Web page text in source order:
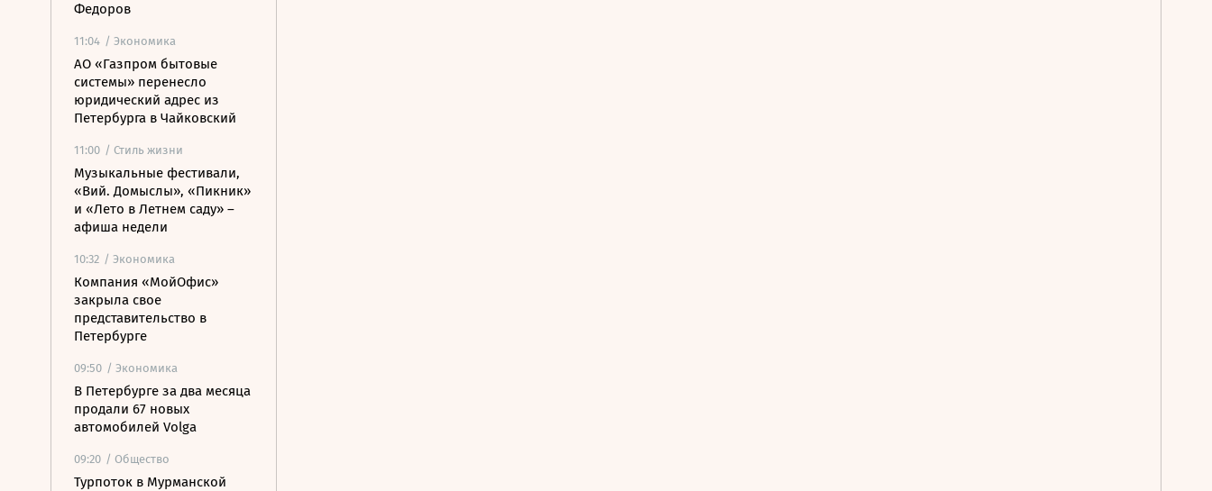
Федоров
11:04 / Экономика
АО «Газпром бытовые
системы» перенесло
юридический адрес из
Петербурга в Чайковский
11:00 / Стиль жизни
Музыкальные фестивали,
«Вий. Домыслы», «Пикник»
и «Лето в Летнем саду» –
афиша недели
10:32 / Экономика
Компания «МойОфис»
закрыла свое
представительство в
Петербурге
09:50 / Экономика
В Петербурге за два месяца
продали 67 новых
автомобилей Volga
09:20 / Общество
Турпоток в Мурманской